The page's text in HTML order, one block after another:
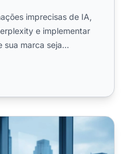
imprecisas de IA,
e implementar
sua marca seja
Informações Incorretas